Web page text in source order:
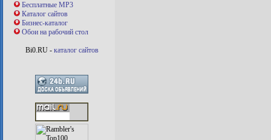
Бесплатные MP3
Каталог сайтов
Бизнес-каталог
Обои на рабочий стол
Bi0.RU - каталог сайтов